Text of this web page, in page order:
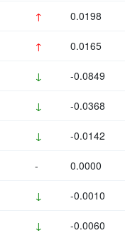
↑ 0.0198
↑ 0.0165
↓ -0.0849
↓ -0.0368
↓ -0.0142
- 0.0000
↓ -0.0010
↓ -0.0060